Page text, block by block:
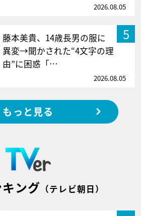
2026.08.05
5
藤本美貴、14歳長男の服に
異変→聞かされた“4文字の理
由”に困惑「…
2026.08.05
もっと見る
ング （テレビ朝日）